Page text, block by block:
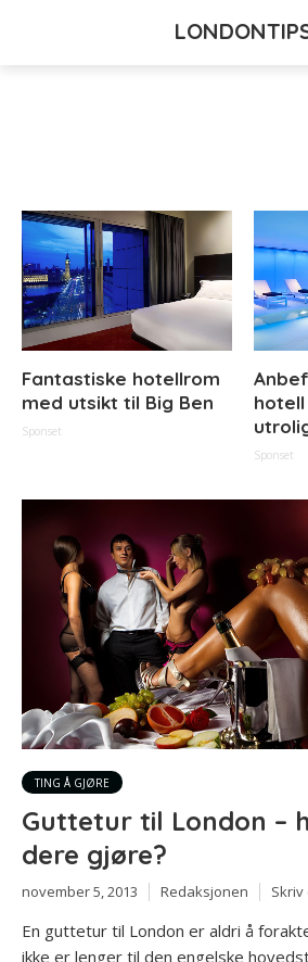
Fantastiske hotellrom
med utsikt til Big Ben
Sponset
Sponset
TING Å GJØRE
Guttetur til London –
dere gjøre?
november 5, 2013 Redaksjonen
En guttetur til London er aldri å
ikke er lenger til den engelske